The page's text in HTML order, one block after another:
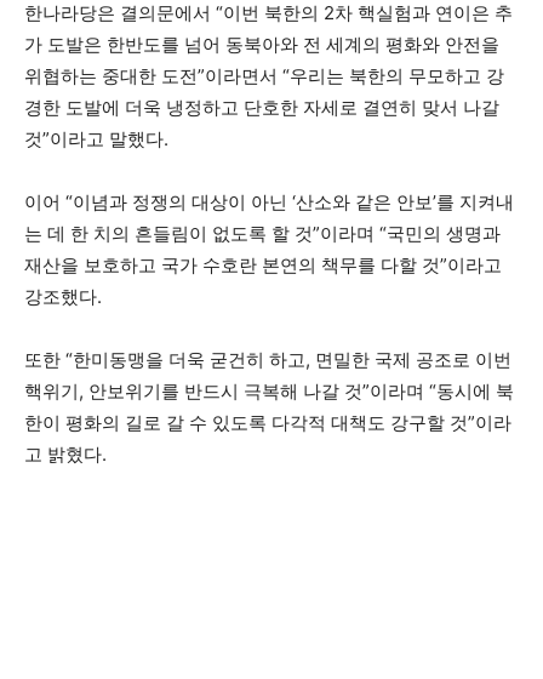
한나라당은 결의문에서 “이번 북한의 2차 핵실험과 연이은 추
가 도발은 한반도를 넘어 동북아와 전 세계의 평화와 안전을
위협하는 중대한 도전”이라면서 “우리는 북한의 무모하고 강
경한 도발에 더욱 냉정하고 단호한 자세로 결연히 맞서 나갈
것”이라고 말했다.
이어 “이념과 정쟁의 대상이 아닌 ‘산소와 같은 안보’를 지켜내
는 데 한 치의 흔들림이 없도록 할 것”이라며 “국민의 생명과
재산을 보호하고 국가 수호란 본연의 책무를 다할 것”이라고
강조했다.
또한 “한미동맹을 더욱 굳건히 하고, 면밀한 국제 공조로 이번
핵위기, 안보위기를 반드시 극복해 나갈 것”이라며 “동시에 북
한이 평화의 길로 갈 수 있도록 다각적 대책도 강구할 것”이라
고 밝혔다.